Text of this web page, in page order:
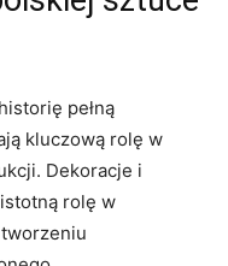
pełną
kluczową rolę w
Dekoracje i
rolę w